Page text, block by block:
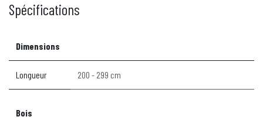
Spécifications
Dimensions
Longueur 200 - 299 cm
Bois